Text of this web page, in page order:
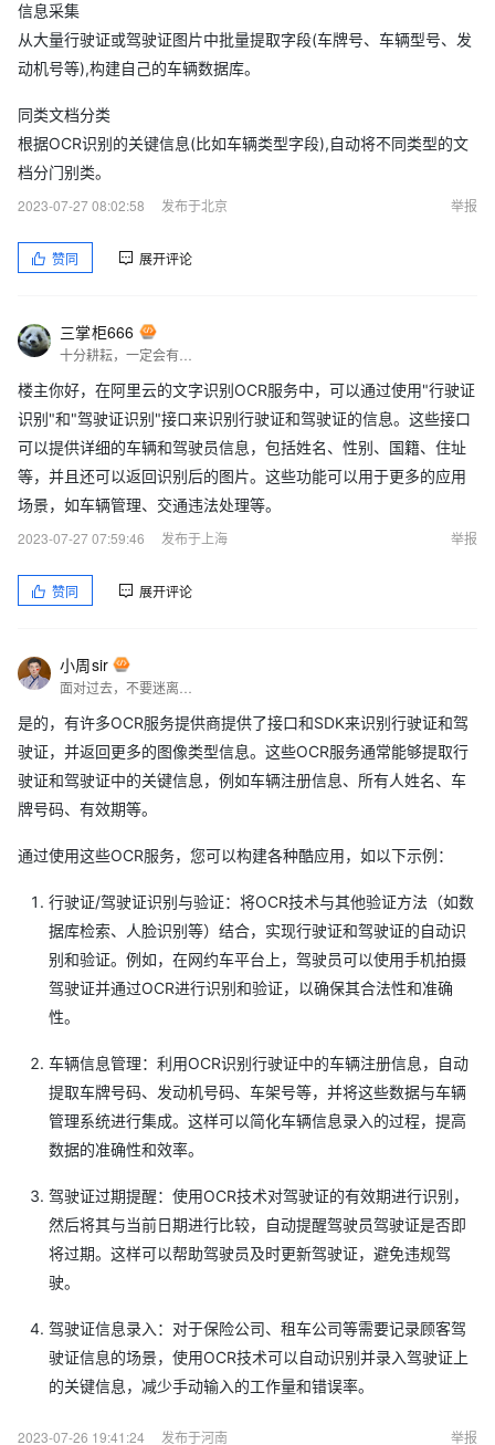
信息采集
从大量行驶证或驾驶证图片中批量提取字段(车牌号、车辆型号、发
动机号等),构建自己的车辆数据库。
同类文档分类
根据OCR识别的关键信息(比如车辆类型字段),自动将不同类型的文
档分门别类。
2023-07-27 08:02:58
发布于北京 举报
赞同 展开评论
三掌柜666
楼主你好，在阿里云的文字识别OCR服务中，可以通过使用"行驶证
识别"和"驾驶证识别"接口来识别行驶证和驾驶证的信息。这些接口
可以提供详细的车辆和驾驶员信息，包括姓名、性别、国籍、住址
等，并且还可以返回识别后的图片。这些功能可以用于更多的应用
场景，如车辆管理、交通违法处理等。
2023-07-27 07:59:46
发布于上海 举报
赞同 展开评论
小周sir
是的，有许多OCR服务提供商提供了接口和SDK来识别行驶证和驾
驶证，并返回更多的图像类型信息。这些OCR服务通常能够提取行
驶证和驾驶证中的关键信息，例如车辆注册信息、所有人姓名、车
牌号码、有效期等。
通过使用这些OCR服务，您可以构建各种酷应用，如以下示例：
行驶证/驾驶证识别与验证：将OCR技术与其他验证方法（如数
据库检索、人脸识别等）结合，实现行驶证和驾驶证的自动识
别和验证。例如，在网约车平台上，驾驶员可以使用手机拍摄
驾驶证并通过OCR进行识别和验证，以确保其合法性和准确
性。
车辆信息管理：利用OCR识别行驶证中的车辆注册信息，自动
提取车牌号码、发动机号码、车架号等，并将这些数据与车辆
管理系统进行集成。这样可以简化车辆信息录入的过程，提高
数据的准确性和效率。
驾驶证过期提醒：使用OCR技术对驾驶证的有效期进行识别，
然后将其与当前日期进行比较，自动提醒驾驶员驾驶证是否即
将过期。这样可以帮助驾驶员及时更新驾驶证，避免违规驾
驶。
驾驶证信息录入：对于保险公司、租车公司等需要记录顾客驾
驶证信息的场景，使用OCR技术可以自动识别并录入驾驶证上
的关键信息，减少手动输入的工作量和错误率。
2023-07-26 19:41:24 发布于河南 举报